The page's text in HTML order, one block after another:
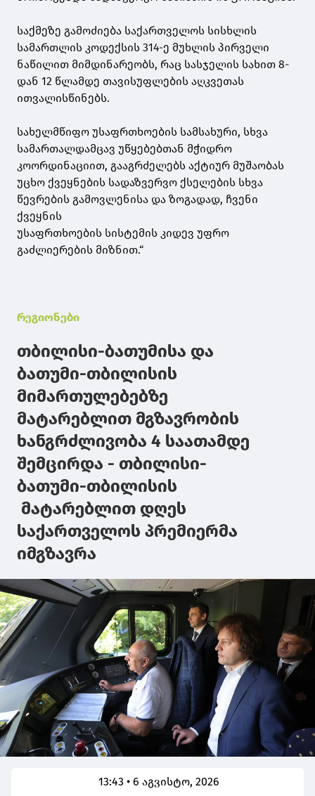
საქმეზე გამოძიება საქართველოს სისხლის
სამართლის კოდექსის 314-ე მუხლის პირველი
ნაწილით მიმდინარეობს, რაც სასჯელის სახით 8-
დან 12 წლამდე თავისუფლების აღკვეთას
ითვალისწინებს.
სახელმწიფო უსაფრთხოების სამსახური, სხვა
სამართალდამცავ უწყებებთან მჭიდრო
კოორდინაციით, გააგრძელებს აქტიურ მუშაობას
უცხო ქვეყნების სადაზვერვო ქსელების სხვა
წევრების გამოვლენისა და ზოგადად, ჩვენი
ქვეყნის
უსაფრთხოების სისტემის კიდევ უფრო
გაძლიერების მიზნით.“
რეგიონები
თბილისი-ბათუმისა და
ბათუმი-თბილისის
მიმართულებებზე
მატარებლით მგზავრობის
ხანგრძლივობა 4 საათამდე
შემცირდა - თბილისი-
ბათუმი-თბილისის
მატარებლით დღეს
საქართველოს პრემიერმა
იმგზავრა
13:43 • 6 აგვისტო, 2026